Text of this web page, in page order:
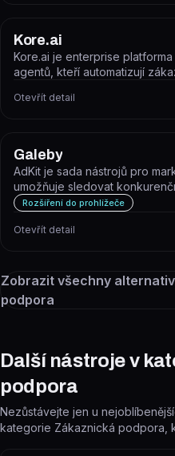
Kore.ai
Kore.ai je enterprise
agentů, kteří automatizují
Otevřít detail
Galeby
AdKit je sada nástrojů pro
umožňuje sledovat
Rozšíření do prohlížeče
Otevřít detail
Zobrazit všechny
podpora
Další nástroje v
podpora
Nezůstávejte jen u
kategorie Zákaznická podpora,